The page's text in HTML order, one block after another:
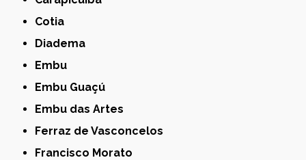
Cotia
Diadema
Embu
Embu Guaçú
Embu das Artes
Ferraz de Vasconcelos
Francisco Morato